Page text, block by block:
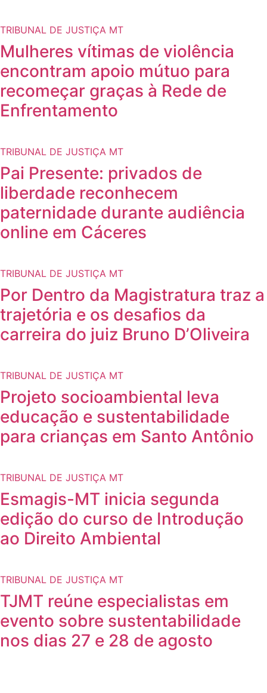
TRIBUNAL DE JUSTIÇA MT
Mulheres vítimas de violência
encontram apoio mútuo para
recomeçar graças à Rede de
Enfrentamento
TRIBUNAL DE JUSTIÇA MT
Pai Presente: privados de
liberdade reconhecem
paternidade durante audiência
online em Cáceres
TRIBUNAL DE JUSTIÇA MT
Por Dentro da Magistratura traz a
trajetória e os desafios da
carreira do juiz Bruno D’Oliveira
TRIBUNAL DE JUSTIÇA MT
Projeto socioambiental leva
educação e sustentabilidade
para crianças em Santo Antônio
TRIBUNAL DE JUSTIÇA MT
Esmagis-MT inicia segunda
edição do curso de Introdução
ao Direito Ambiental
TRIBUNAL DE JUSTIÇA MT
TJMT reúne especialistas em
evento sobre sustentabilidade
nos dias 27 e 28 de agosto